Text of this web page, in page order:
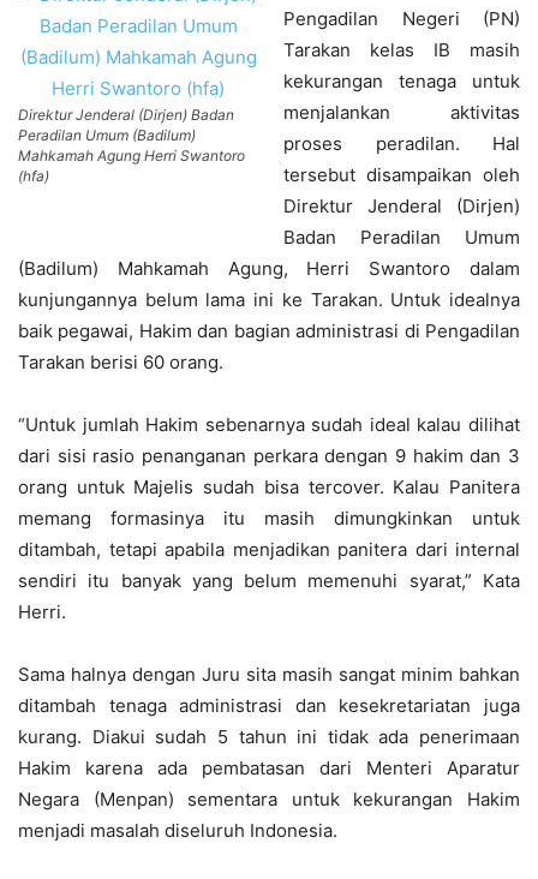
Direktur Jenderal (Dirjen) Badan
Peradilan Umum (Badilum)
Mahkamah Agung Herri Swantoro
(hfa)
Pengadilan Negeri (PN)
Tarakan kelas IB masih
kekurangan tenaga untuk
menjalankan aktivitas
proses peradilan. Hal
tersebut disampaikan oleh
Direktur Jenderal (Dirjen)
Badan Peradilan Umum
(Badilum) Mahkamah Agung, Herri Swantoro dalam
kunjungannya belum lama ini ke Tarakan. Untuk idealnya
baik pegawai, Hakim dan bagian administrasi di Pengadilan
Tarakan berisi 60 orang.
“Untuk jumlah Hakim sebenarnya sudah ideal kalau dilihat
dari sisi rasio penanganan perkara dengan 9 hakim dan 3
orang untuk Majelis sudah bisa tercover. Kalau Panitera
memang formasinya itu masih dimungkinkan untuk
ditambah, tetapi apabila menjadikan panitera dari internal
sendiri itu banyak yang belum memenuhi syarat,” Kata
Herri.
Sama halnya dengan Juru sita masih sangat minim bahkan
ditambah tenaga administrasi dan kesekretariatan juga
kurang. Diakui sudah 5 tahun ini tidak ada penerimaan
Hakim karena ada pembatasan dari Menteri Aparatur
Negara (Menpan) sementara untuk kekurangan Hakim
menjadi masalah diseluruh Indonesia.